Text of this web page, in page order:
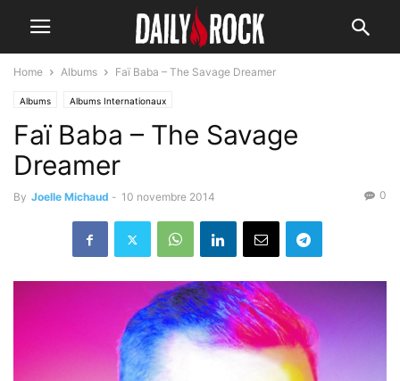
Home Albums Faï Baba – The Savage Dreamer
Albums Albums Internationaux
Faï Baba – The Savage
Dreamer
By Joelle Michaud - 10 novembre 2014 0